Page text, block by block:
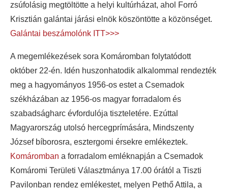
zsúfolásig megtöltötte a helyi kultúrházat, ahol Forró
Krisztián galántai járási elnök köszöntötte a közönséget.
Galántai beszámolónk ITT>>>
A megemlékezések sora Komáromban folytatódott
október 22-én. Idén huszonhatodik alkalommal rendezték
meg a hagyományos 1956-os estet a Csemadok
székházában az 1956-os magyar forradalom és
szabadságharc évfordulója tiszteletére. Ezúttal
Magyarország utolsó hercegprímására, Mindszenty
József bíborosra, esztergomi érsekre emlékeztek.
Komáromban a forradalom emléknapján a Csemadok
Komáromi Területi Választmánya 17.00 órától a Tiszti
Pavilonban rendez emlékestet, melyen Pethő Attila, a